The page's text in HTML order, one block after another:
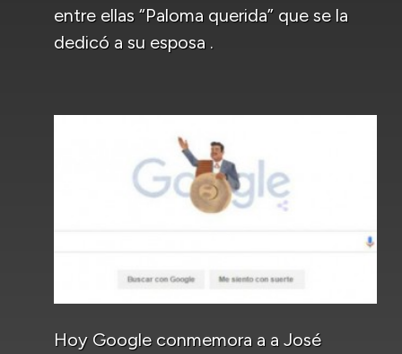
entre ellas “Paloma querida” que se la
dedicó a su esposa .
Hoy Google conmemora a a José